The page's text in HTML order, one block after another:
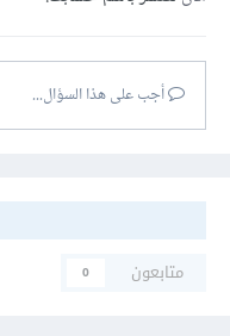
أجب على هذا السؤال...
متابعون
0